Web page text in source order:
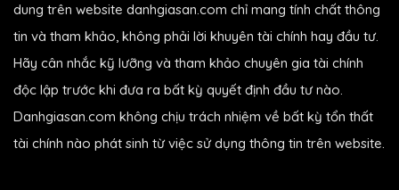
dung trên website danhgiasan.com chỉ mang tính chất thông
tin và tham khảo, không phải lời khuyên tài chính hay đầu tư.
Hãy cân nhắc kỹ lưỡng và tham khảo chuyên gia tài chính
độc lập trước khi đưa ra bất kỳ quyết định đầu tư nào.
Danhgiasan.com không chịu trách nhiệm về bất kỳ tổn thất
tài chính nào phát sinh từ việc sử dụng thông tin trên website.